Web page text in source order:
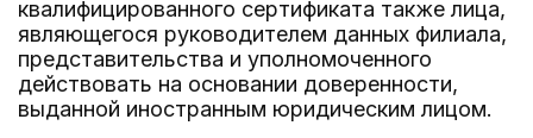
квалифицированного сертификата также лица,
являющегося руководителем данных филиала,
представительства и уполномоченного
действовать на основании доверенности,
выданной иностранным юридическим лицом.